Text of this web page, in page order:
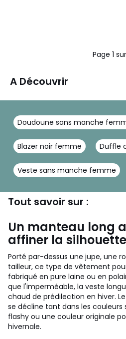
Page 1
A Découvrir
Doudoune sans manche
Blazer noir femme Duffle
Veste sans manche femme
Tout savoir sur :
Un manteau long
affiner la
Porté par-dessus une jupe, une
tailleur, ce type de vêtement
fabriqué en pure laine ou en
que l'imperméable, la veste
chaud de prédilection en hiver.
se décline tant dans les couleurs
flashy ou une couleur originale
hivernale.